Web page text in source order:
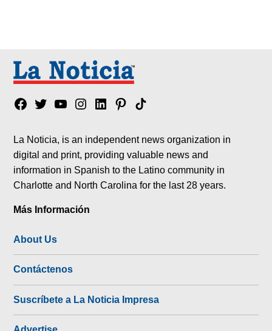
Facebook
TwitterYouTubeInstagram
LinkedinPinterest
Tik
La Noticia, is an independent news organization in
digital and print, providing valuable news and
information in Spanish to the Latino community in
Charlotte and North Carolina for the last 28 years.
Más Información
About Us
Contáctenos
Suscríbete a La Noticia Impresa